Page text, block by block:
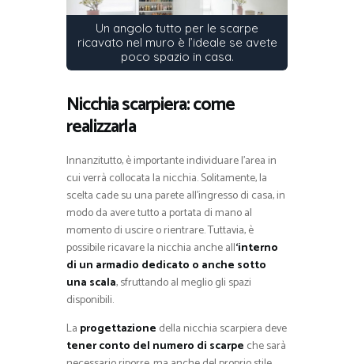
Un angolo tutto per le scarpe
ricavato nel muro è l’ideale se avete
poco spazio in casa.
Nicchia scarpiera: come
realizzarla
Innanzitutto, è importante individuare l’area in
cui verrà collocata la nicchia. Solitamente, la
scelta cade su una parete all’ingresso di casa, in
modo da avere tutto a portata di mano al
momento di uscire o rientrare. Tuttavia, è
possibile ricavare la nicchia anche all‘interno
di un armadio dedicato o anche sotto
una scala, sfruttando al meglio gli spazi
disponibili.
La progettazione della nicchia scarpiera deve
tener conto del numero di scarpe che sarà